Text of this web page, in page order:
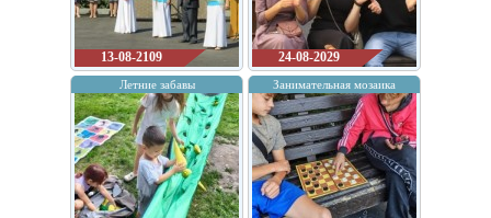
13-08-2109 24-08-2029
Летние забавы Занимательная мозаика